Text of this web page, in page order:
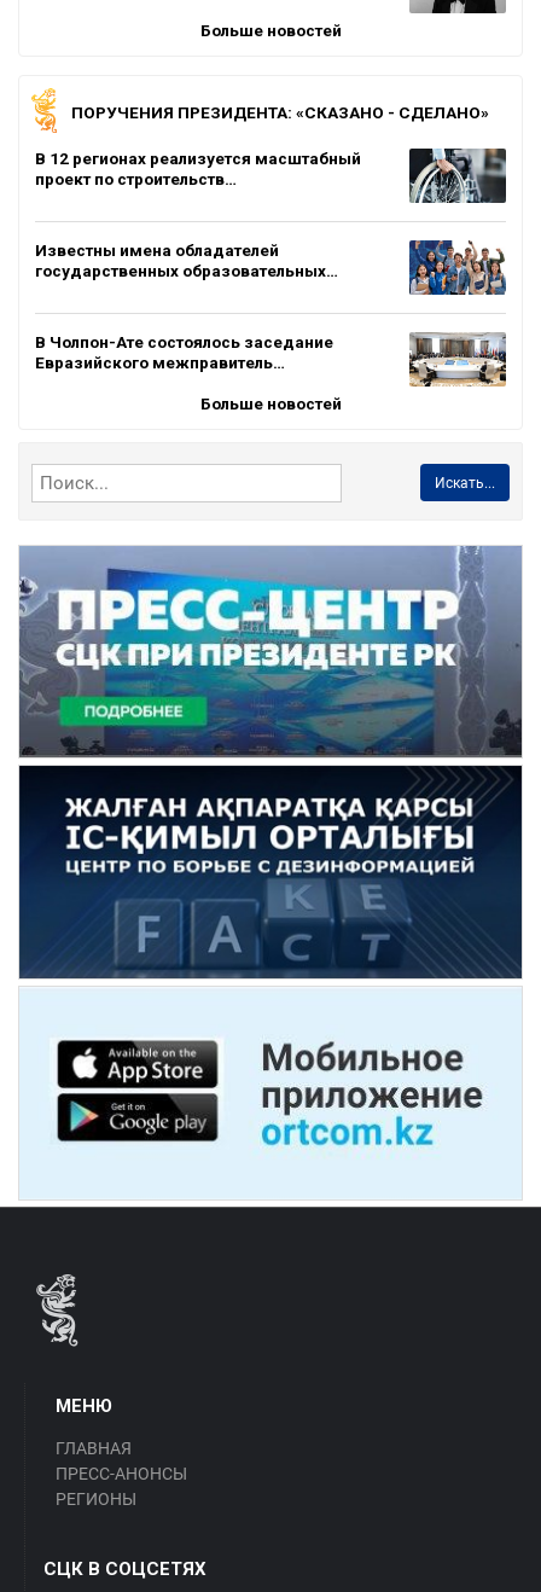
Больше новостей
ПОРУЧЕНИЯ ПРЕЗИДЕНТА: «СКАЗАНО - СДЕЛАНО»
В 12 регионах реализуется масштабный
проект по строительств…
Известны имена обладателей
государственных образовательных…
В Чолпон-Ате состоялось заседание
Евразийского межправитель…
Больше новостей
Искать...
МЕНЮ
ГЛАВНАЯ
ПРЕСС-АНОНСЫ
РЕГИОНЫ
СЦК В СОЦСЕТЯХ